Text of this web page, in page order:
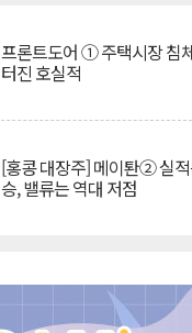
프론트도어 ① 주택시장 침
터진 호실적
[홍콩 대장주] 메이퇀② 실
승, 밸류는 역대 저점